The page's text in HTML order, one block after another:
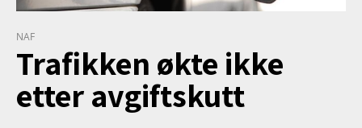
NAF
Trafikken økte ikke
etter avgiftskutt